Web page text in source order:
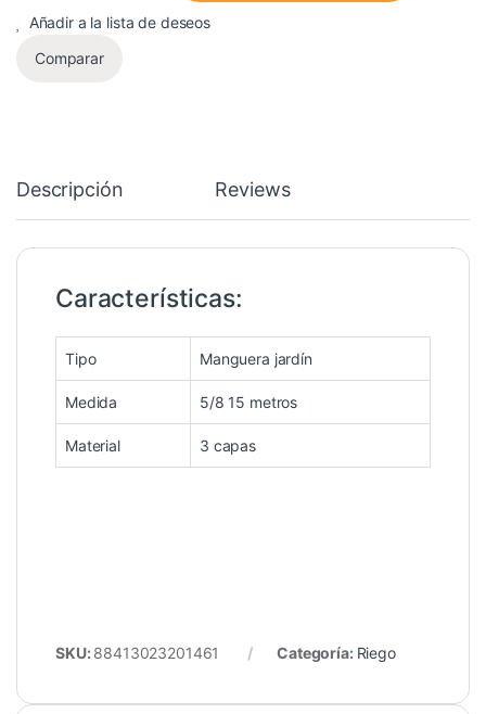
Añadir a la lista de deseos
Comparar
Descripción Reviews
Características:
Tipo Manguera jardín
Medida 5/8 15 metros
Material 3 capas
SKU: 88413023201461 Categoría: Riego